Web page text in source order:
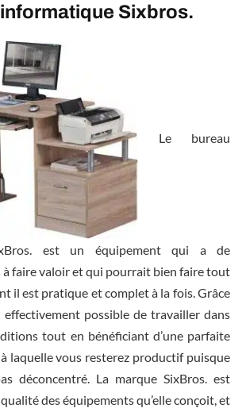
Sixbros.
Le bureau
est un équipement qui a de
faire valoir et qui pourrait bien faire tout
il est pratique et complet à la fois. Grâce
possible de travailler dans
tout en bénéficiant d’une parfaite
laquelle vous resterez productif puisque
déconcentré. La marque SixBros. est
des équipements qu’elle conçoit, et